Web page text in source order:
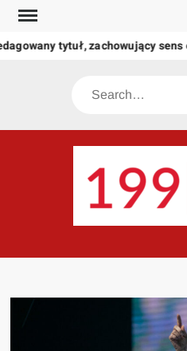
Skip
contenttytuł, zachowujący sens
Search